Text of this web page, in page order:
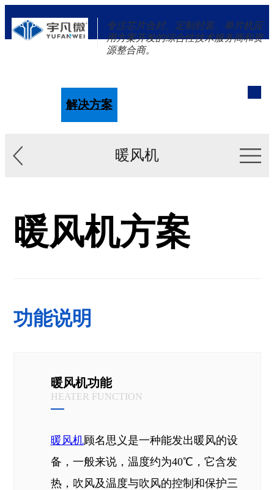
专注芯片合封、定制封装、单片机应
用方案开发的综合性技术服务商和资
源整合商。
解决方案
暖风机
暖风机方案
功能说明
暖风机功能
HEATER FUNCTION
暖风机顾名思义是一种能发出暖风的设
备，一般来说，温度约为40℃，它含发
热，吹风及温度与吹风的控制和保护三